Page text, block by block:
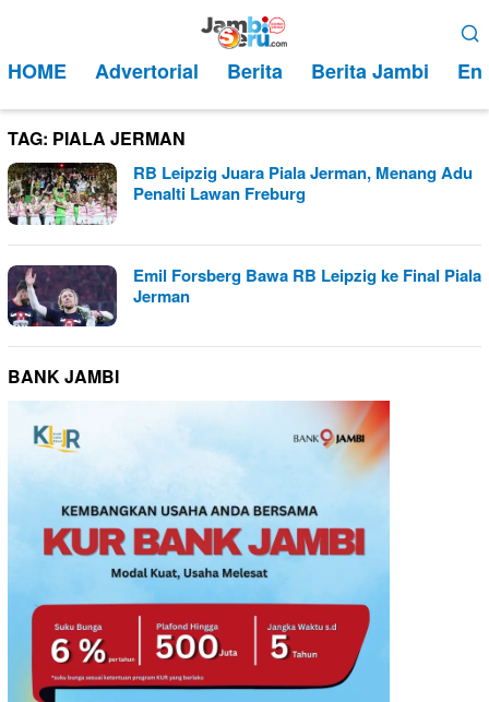
kontenMobile
HOME Advertorial Berita Berita Jambi
TAG: PIALA JERMAN
RB Leipzig Juara Piala Jerman, Menang Adu
Penalti Lawan Freburg
Emil Forsberg Bawa RB Leipzig ke Final Piala
Jerman
BANK JAMBI